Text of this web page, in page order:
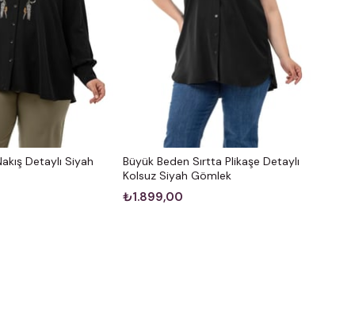
Detaylı Siyah
Büyük Beden Sırtta Plikaşe Detaylı
Kolsuz Siyah Gömlek
₺1.899,00